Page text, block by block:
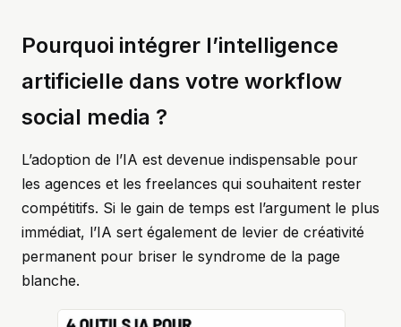
Pourquoi intégrer l’intelligence
artificielle dans votre workflow
social media ?
L’adoption de l’IA est devenue indispensable pour
les agences et les freelances qui souhaitent rester
compétitifs. Si le gain de temps est l’argument le plus
immédiat, l’IA sert également de levier de créativité
permanent pour briser le syndrome de la page
blanche.